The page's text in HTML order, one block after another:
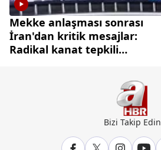
Mekke anlaşması sonrası
İran'dan kritik mesajlar:
Radikal kanat tepkili
Bizi Takip Edin